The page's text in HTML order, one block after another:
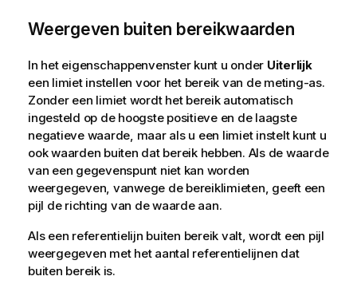
Weergeven buiten bereikwaarden
In het eigenschappenvenster kunt u onder Uiterlijk
een limiet instellen voor het bereik van de meting-as.
Zonder een limiet wordt het bereik automatisch
ingesteld op de hoogste positieve en de laagste
negatieve waarde, maar als u een limiet instelt kunt u
ook waarden buiten dat bereik hebben. Als de waarde
van een gegevenspunt niet kan worden
weergegeven, vanwege de bereiklimieten, geeft een
pijl de richting van de waarde aan.
Als een referentielijn buiten bereik valt, wordt een pijl
weergegeven met het aantal referentielijnen dat
buiten bereik is.